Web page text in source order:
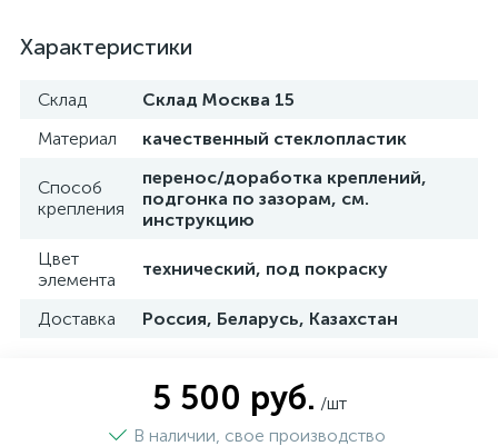
Характеристики
Склад
Склад Москва 15
Материал
качественный стеклопластик
Способ
крепления
перенос/доработка креплений,
подгонка по зазорам, см.
инструкцию
Цвет
элемента
технический, под покраску
Доставка Россия, Беларусь, Казахстан
5 500 руб. /шт
В наличии, свое производство